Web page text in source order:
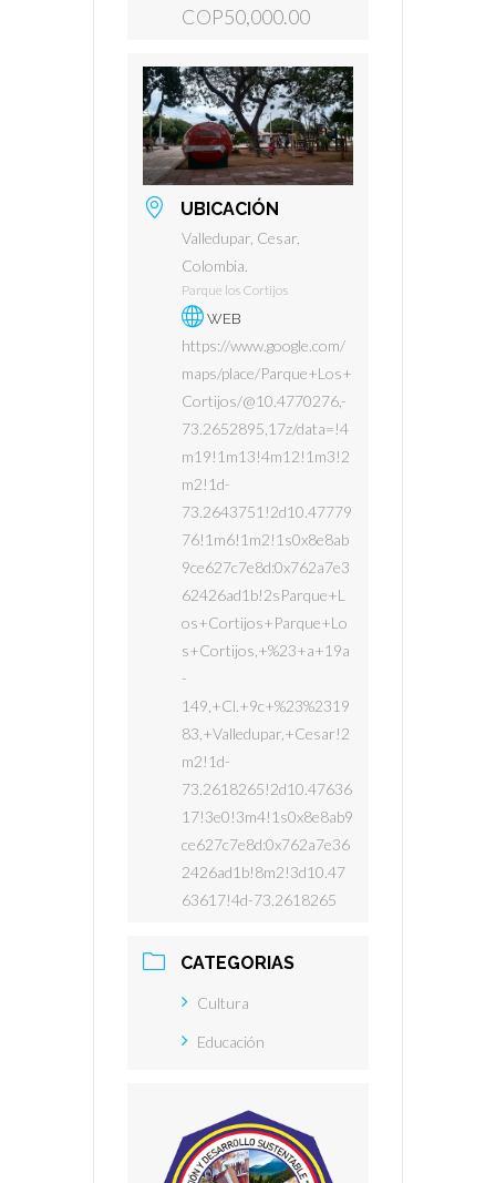
COP50,000.00
UBICACIÓN
Valledupar, Cesar,
Colombia.
Parque los Cortijos
WEB
https://www.google.com/
maps/place/Parque+Los+
Cortijos/@10.4770276,-
73.2652895,17z/data=!4
m19!1m13!4m12!1m3!2
m2!1d-
73.2643751!2d10.47779
76!1m6!1m2!1s0x8e8ab
9ce627c7e8d:0x762a7e3
62426ad1b!2sParque+L
os+Cortijos+Parque+Lo
s+Cortijos,+%23+a+19a
-
149,+Cl.+9c+%23%2319
83,+Valledupar,+Cesar!2
m2!1d-
73.2618265!2d10.47636
17!3e0!3m4!1s0x8e8ab9
ce627c7e8d:0x762a7e36
2426ad1b!8m2!3d10.47
63617!4d-73.2618265
CATEGORIAS
Cultura
Educación